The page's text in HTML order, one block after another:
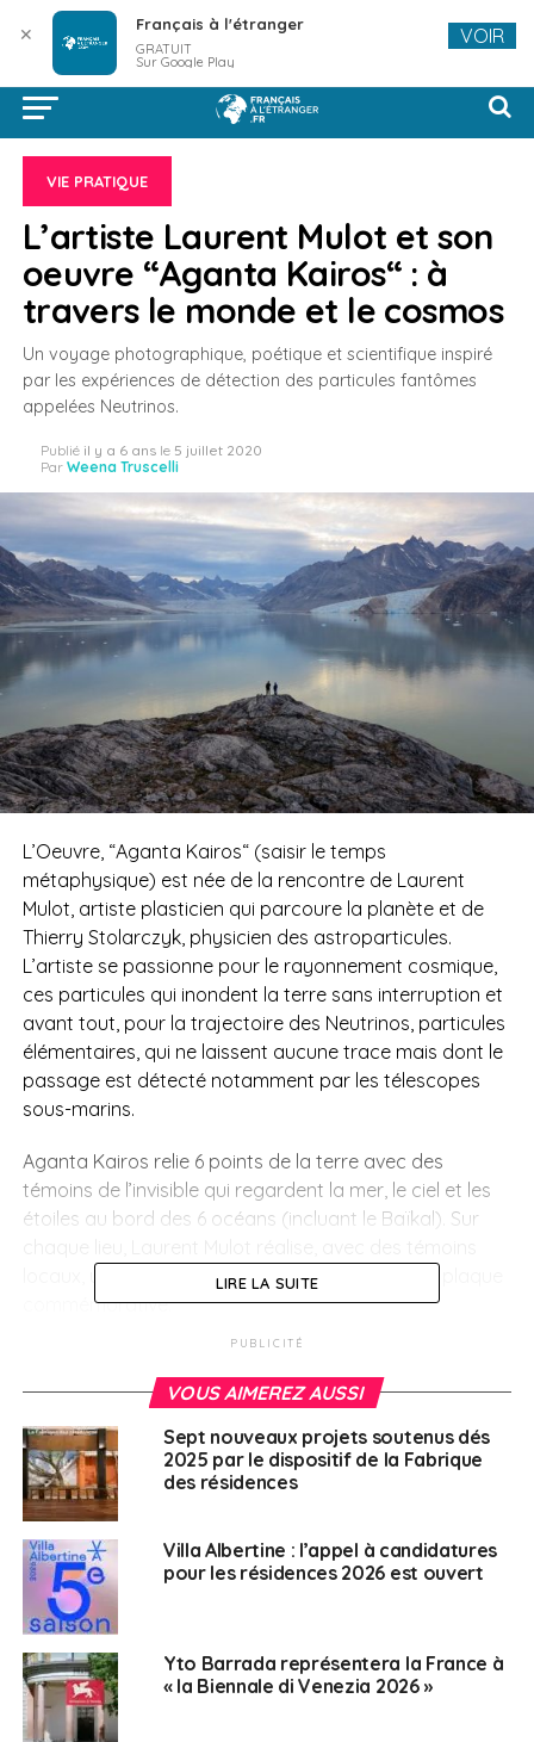
VIE PRATIQUE
L’artiste Laurent Mulot et son
oeuvre “Aganta Kairos“ : à
travers le monde et le cosmos
Un voyage photographique, poétique et scientifique inspiré
par les expériences de détection des particules fantômes
appelées Neutrinos.
Publié il y a 6 ans le 5 juillet 2020
Par Weena Truscelli
L’Oeuvre, “Aganta Kairos“ (saisir le temps
métaphysique) est née de la rencontre de Laurent
Mulot, artiste plasticien qui parcoure la planète et de
Thierry Stolarczyk, physicien des astroparticules.
L’artiste se passionne pour le rayonnement cosmique,
ces particules qui inondent la terre sans interruption et
avant tout, pour la trajectoire des Neutrinos, particules
élémentaires, qui ne laissent aucune trace mais dont le
passage est détecté notamment par les télescopes
sous-marins.
Aganta Kairos relie 6 points de la terre avec des
témoins de l’invisible qui regardent la mer, le ciel et les
étoiles au bord des 6 océans (incluant le Baïkal). Sur
locaux, une performance incluant la pose d’une plaque
commémorative.
A SUIVRE
Quels remboursements pour des soins reçus à
l’étranger au retour en France ?
NE RATEZ PAS
Français de l’étranger : votre programme TV et
radio
Weena Truscelli
LIRE LA SUITE
PUBLICITÉ
VOUS AIMEREZ AUSSI
Sept nouveaux projets soutenus dés
2025 par le dispositif de la Fabrique
des résidences
Villa Albertine : l’appel à candidatures
pour les résidences 2026 est ouvert
Yto Barrada représentera la France à
« la Biennale di Venezia 2026 »
✕ Français à l'étranger
GRATUIT
Sur Google Play
VOIR